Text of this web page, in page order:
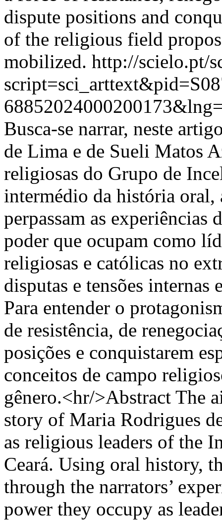
dispute positions and
of the religious field
mobilized. http://scielo.pt/
Busca-se narrar, neste
de Lima e de Sueli Matos
religiosas do Grupo de
intermédio da história oral,
perpassam as experiências
poder que ocupam como
religiosas e católicas no
disputas e tensões internas
Para entender o
de resistência, de
posições e conquistarem
conceitos de campo
gênero.<hr/>Abstract The
story of Maria Rodrigues
as religious leaders of the
Ceará. Using oral history,
through the narrators’
power they occupy as